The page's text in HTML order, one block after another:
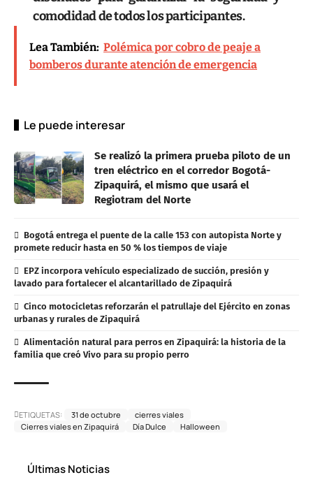
comodidad de todos los participantes.
Lea También: Polémica por cobro de peaje a
bomberos durante atención de emergencia
Le puede interesar
Se realizó la primera prueba piloto de un
tren eléctrico en el corredor Bogotá-
Zipaquirá, el mismo que usará el
Regiotram del Norte
Bogotá entrega el puente de la calle 153 con autopista Norte y
promete reducir hasta en 50 % los tiempos de viaje
EPZ incorpora vehículo especializado de succión, presión y
lavado para fortalecer el alcantarillado de Zipaquirá
Cinco motocicletas reforzarán el patrullaje del Ejército en zonas
urbanas y rurales de Zipaquirá
Alimentación natural para perros en Zipaquirá: la historia de la
familia que creó Vivo para su propio perro
ETIQUETAS: 31 de octubre
cierres viales
Cierres viales en Zipaquirá
Día Dulce Halloween
Últimas Noticias